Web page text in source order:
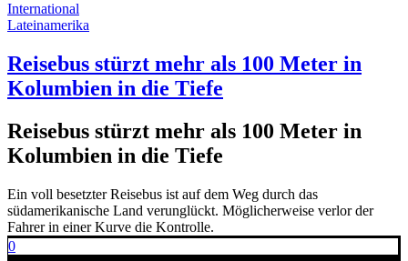
International
Lateinamerika
Reisebus stürzt mehr als 100 Meter in
Kolumbien in die Tiefe
Reisebus stürzt mehr als 100 Meter in
Kolumbien in die Tiefe
Ein voll besetzter Reisebus ist auf dem Weg durch das
südamerikanische Land verunglückt. Möglicherweise verlor der
Fahrer in einer Kurve die Kontrolle.
0